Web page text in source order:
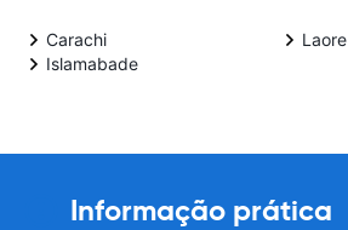
Carachi
Islamabade
Laore
Informação prática